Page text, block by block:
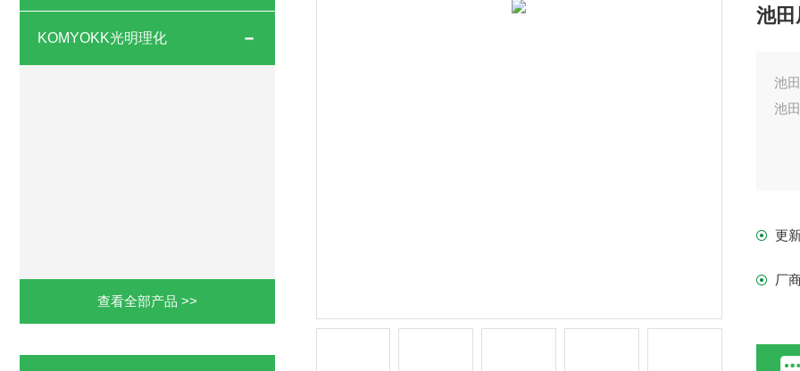
KOMYOKK光明理化
查看全部产品 >>
池
池
池
更
厂